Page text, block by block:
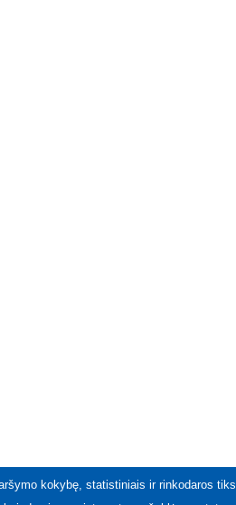
kokybę, statistiniais ir rinkodaros